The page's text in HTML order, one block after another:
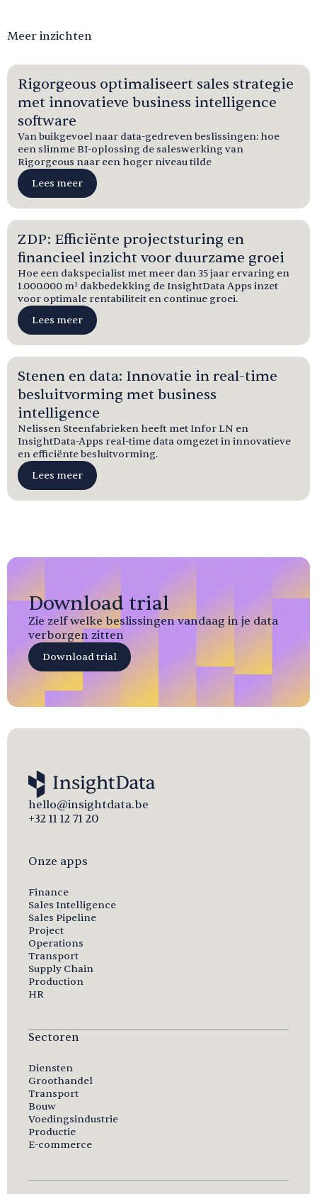
Meer inzichten
Rigorgeous optimaliseert sales strategie
met innovatieve business intelligence
software
Van buikgevoel naar data-gedreven beslissingen: hoe
een slimme BI-oplossing de saleswerking van
Rigorgeous naar een hoger niveau tilde
Lees meer
ZDP: Efficiënte projectsturing en
financieel inzicht voor duurzame groei
Hoe een dakspecialist met meer dan 35 jaar ervaring en
1.000.000 m² dakbedekking de InsightData Apps inzet
voor optimale rentabiliteit en continue groei.
Lees meer
Stenen en data: Innovatie in real-time
besluitvorming met business
intelligence
Nelissen Steenfabrieken heeft met Infor LN en
InsightData-Apps real-time data omgezet in innovatieve
en efficiënte besluitvorming.
Lees meer
Download trial
Zie zelf welke beslissingen vandaag in je data
verborgen zitten
Download trial
hello@insightdata.be
+32 11 12 71 20
Onze apps
Finance
Sales Intelligence
Sales Pipeline
Project
Operations
Transport
Supply Chain
Production
HR
Sectoren
Diensten
Groothandel
Transport
Bouw
Voedingsindustrie
Productie
E-commerce